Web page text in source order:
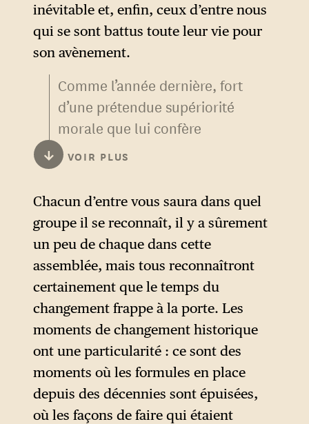
inévitable et, enfin, ceux d’entre nous
qui se sont battus toute leur vie pour
son avènement.
Comme l’année dernière, fort
d’une prétendue supériorité
morale que lui confère
l’incarnation de l’idéologie de
la liberté, il dit en face aux
hommes d’affaires les plus
riches du monde qu’ils ont
tort et qu’ils sont complices
du « sinistre agenda woke ».
Le paradoxe est frappant : y a-
t-il quelque chose de moins
« libéral » que de contester
des débats, de faire taire des
idées ou de dire ce dont on
peut parler et ce dont on ne
peut pas parler ?
↓ VOIR PLUS
Chacun d’entre vous saura dans quel
groupe il se reconnaît, il y a sûrement
un peu de chaque dans cette
assemblée, mais tous reconnaîtront
certainement que le temps du
changement frappe à la porte. Les
moments de changement historique
ont une particularité : ce sont des
moments où les formules en place
depuis des décennies sont épuisées,
où les façons de faire qui étaient